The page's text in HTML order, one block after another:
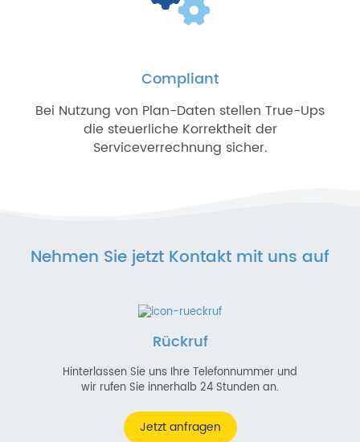
Compliant
Bei Nutzung von Plan-Daten stellen True-Ups
die steuerliche Korrektheit der
Serviceverrechnung sicher.
Nehmen Sie jetzt Kontakt mit uns auf
Rückruf
Hinterlassen Sie uns Ihre Telefonnummer und
wir rufen Sie innerhalb 24 Stunden an.
Jetzt anfragen